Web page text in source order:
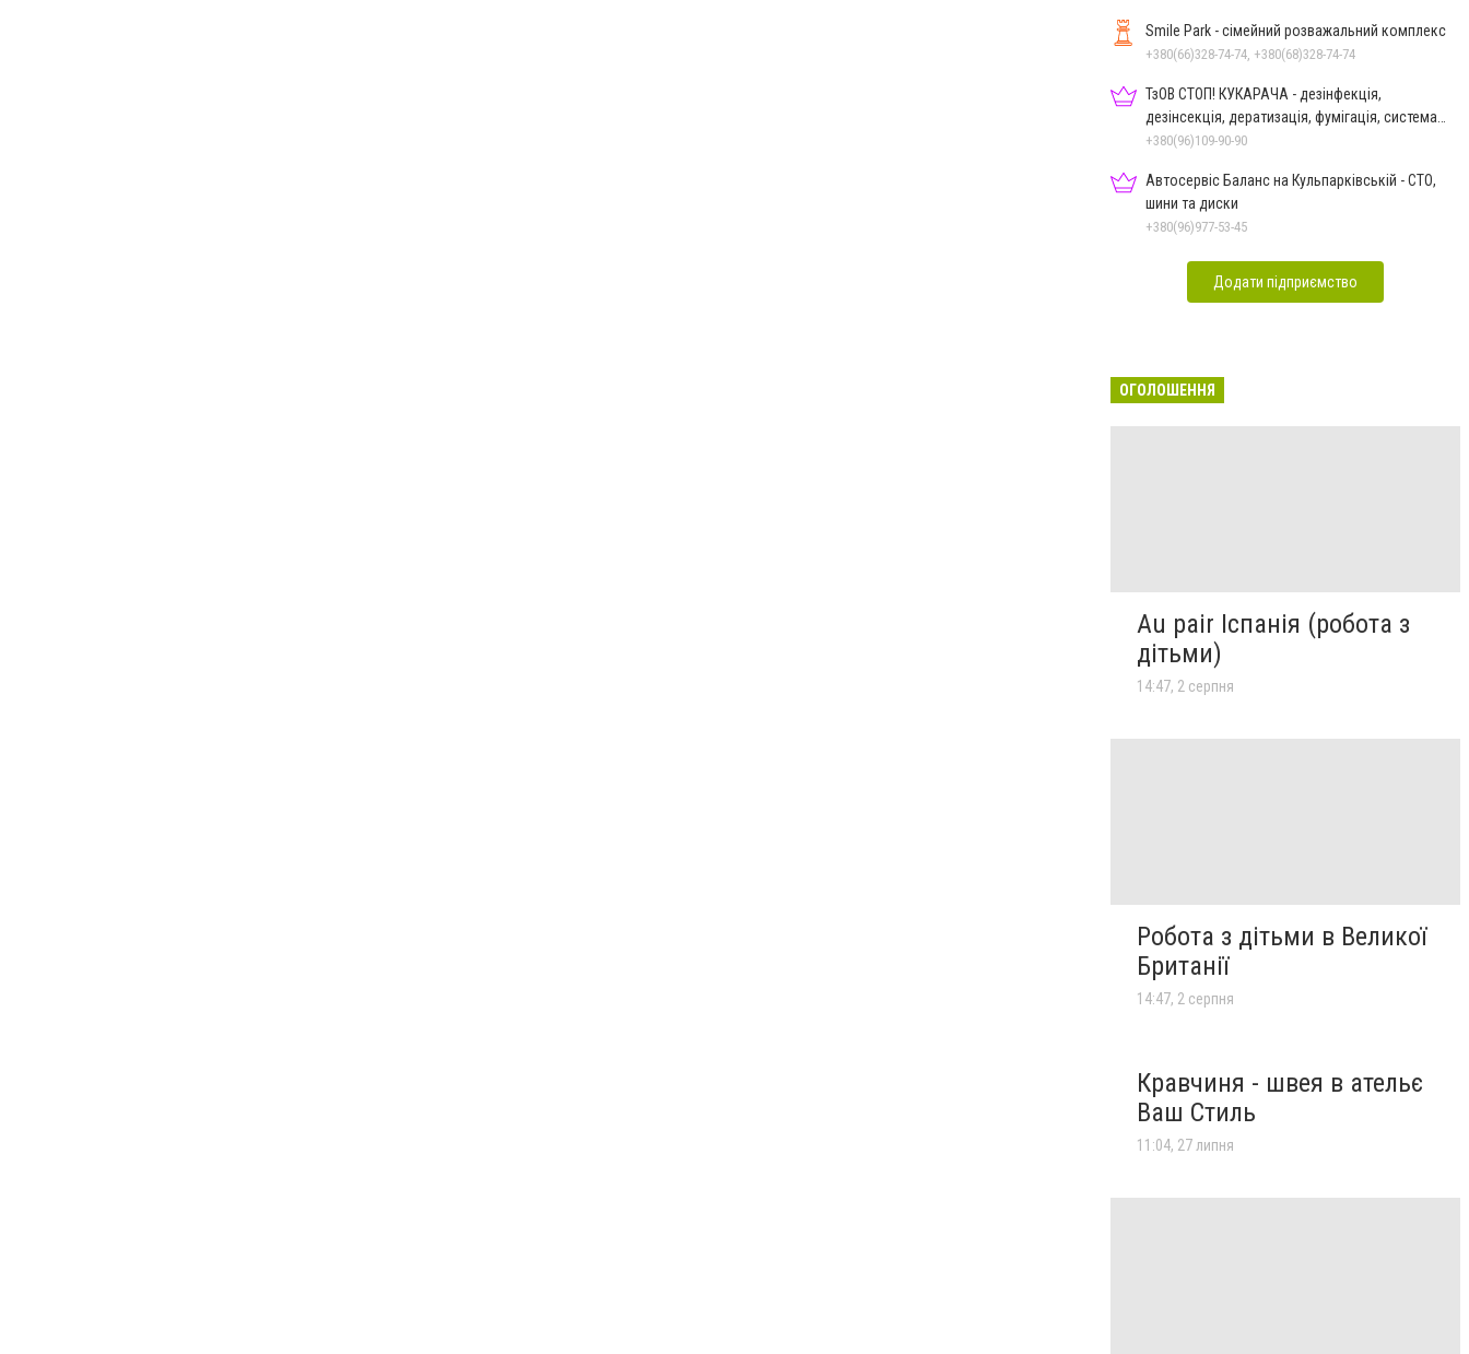
Smile Park - сімейний розважальний комплекс
+380(66)328-74-74, +380(68)328-74-74
ТзОВ СТОП! КУКАРАЧА - дезінфекція,
дезінсекція, дератизація, фумігація, система
HACCP
+380(96)109-90-90
Автосервіс Баланс на Кульпарківській - СТО,
шини та диски
+380(96)977-53-45
Додати підприємство
ОГОЛОШЕННЯ
Au pair Іспанія (робота з
дітьми)
14:47, 2 серпня
Робота з дітьми в Великої
Британії
14:47, 2 серпня
Кравчиня - швея в ательє
Ваш Стиль
11:04, 27 липня